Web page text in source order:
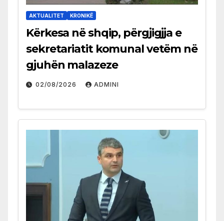
AKTUALITET KRONIKË
Kërkesa në shqip, përgjigjja e
sekretariatit komunal vetëm në
gjuhën malazeze
02/08/2026 ADMINI